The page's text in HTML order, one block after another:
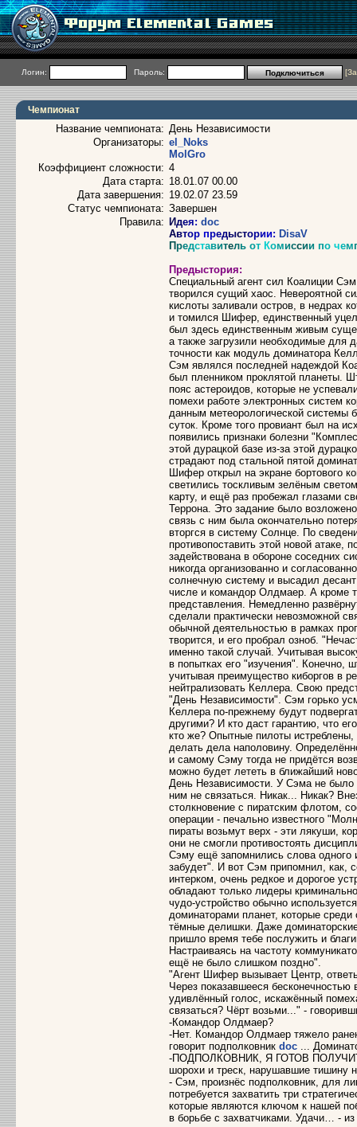
Логин: Пароль: [
Чемпионат
Название чемпионата: День Независимости
Организаторы: el_Noks
MolGro
Коэффициент сложности: 4
Дата старта: 18.01.07 00.00
Дата завершения: 19.02.07 23.59
Статус чемпионата: Завершен
Правила: Идея: dоc
Автор предыстории: DisaV
Представитель от Комиссии по чем
Предыстория:
Специальный агент сил Коалиции
творился сущий хаос. Невероятной
кислоты заливали остров, в недрах
и томился Шифер, единственный
был здесь единственным живым
а также загрузили необходимые для
точности как модуль доминатора
Сэм являлся последней надеждой
был пленником проклятой планеты.
пояс астероидов, которые не
помехи работе электронных систем
данным метеорологической системы
суток. Кроме того провиант был на
появились признаки болезни
этой дурацкой базе из-за этой
страдают под стальной пятой
Шифер открыл на экране бортового
светились тоскливым зелёным
карту, и ещё раз пробежал глазами
Террона. Это задание было
связь с ним была окончательно
вторгся в систему Солнце. По
противопоставить этой новой
задействована в обороне соседних
никогда организованно и
солнечную систему и высадил
числе и командор Олдмаер. А кроме
представления. Немедленно
сделали практически невозможной
обычной деятельностью в рамках
творится, и его пробрал озноб.
именно такой случай. Учитывая
в попытках его "изучения". Конечно,
учитывая преимущество киборгов в
нейтрализовать Келлера. Свою
"День Независимости". Сэм горько
Келлера по-прежнему будут
другими? И кто даст гарантию, что
кто же? Опытные пилоты
делать дела наполовину.
и самому Сэму тогда не придётся
можно будет лететь в ближайший
День Независимости. У Сэма не
ним не связаться. Никак... Никак?
столкновение с пиратским флотом,
операции - печально известного
пираты возьмут верх - эти лякуши,
они не смогли противостоять
Сэму ещё запомнились слова одного
забудет". И вот Сэм припомнил, как,
интерком, очень редкое и дорогое
обладают только лидеры
чудо-устройство обычно
доминаторами планет, которые
тёмные делишки. Даже
пришло время тебе послужить и
Настраиваясь на частоту
ещё не было слишком поздно".
"Агент Шифер вызывает Центр,
Через показавшееся
удивлённый голос, искажённый
связаться? Чёрт возьми..." -
-Командор Олдмаер?
-Нет. Командор Олдмаер тяжело
говорит подполковник dоc ...
-ПОДПОЛКОВНИК, Я ГОТОВ
шорохи и треск, нарушавшие тишину
- Сэм, произнёс подполковник, для
потребуется захватить три
которые являются ключом к нашей
в борьбе с захватчиками. Удачи… -